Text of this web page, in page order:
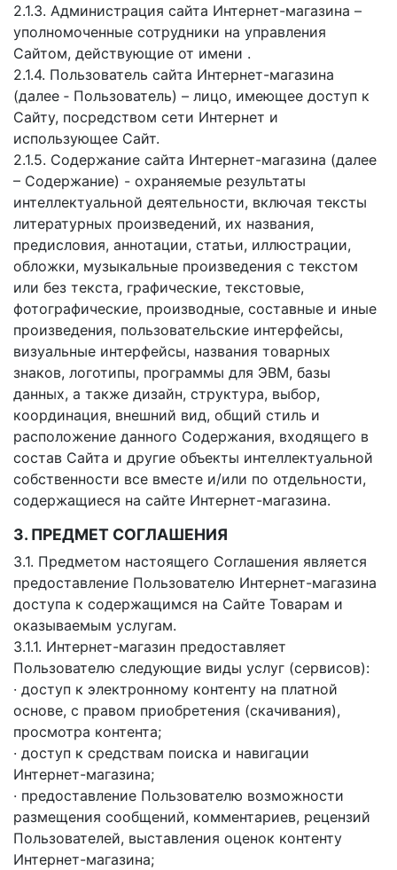
2.1.3. Администрация сайта Интернет-магазина –
уполномоченные сотрудники на управления
Сайтом, действующие от имени .
2.1.4. Пользователь сайта Интернет-магазина
(далее ‑ Пользователь) – лицо, имеющее доступ к
Сайту, посредством сети Интернет и
использующее Сайт.
2.1.5. Содержание сайта Интернет-магазина (далее
– Содержание) - охраняемые результаты
интеллектуальной деятельности, включая тексты
литературных произведений, их названия,
предисловия, аннотации, статьи, иллюстрации,
обложки, музыкальные произведения с текстом
или без текста, графические, текстовые,
фотографические, производные, составные и иные
произведения, пользовательские интерфейсы,
визуальные интерфейсы, названия товарных
знаков, логотипы, программы для ЭВМ, базы
данных, а также дизайн, структура, выбор,
координация, внешний вид, общий стиль и
расположение данного Содержания, входящего в
состав Сайта и другие объекты интеллектуальной
собственности все вместе и/или по отдельности,
содержащиеся на сайте Интернет-магазина.
3. ПРЕДМЕТ СОГЛАШЕНИЯ
3.1. Предметом настоящего Соглашения является
предоставление Пользователю Интернет-магазина
доступа к содержащимся на Сайте Товарам и
оказываемым услугам.
3.1.1. Интернет-магазин предоставляет
Пользователю следующие виды услуг (сервисов):
· доступ к электронному контенту на платной
основе, с правом приобретения (скачивания),
просмотра контента;
· доступ к средствам поиска и навигации
Интернет-магазина;
· предоставление Пользователю возможности
размещения сообщений, комментариев, рецензий
Пользователей, выставления оценок контенту
Интернет-магазина;